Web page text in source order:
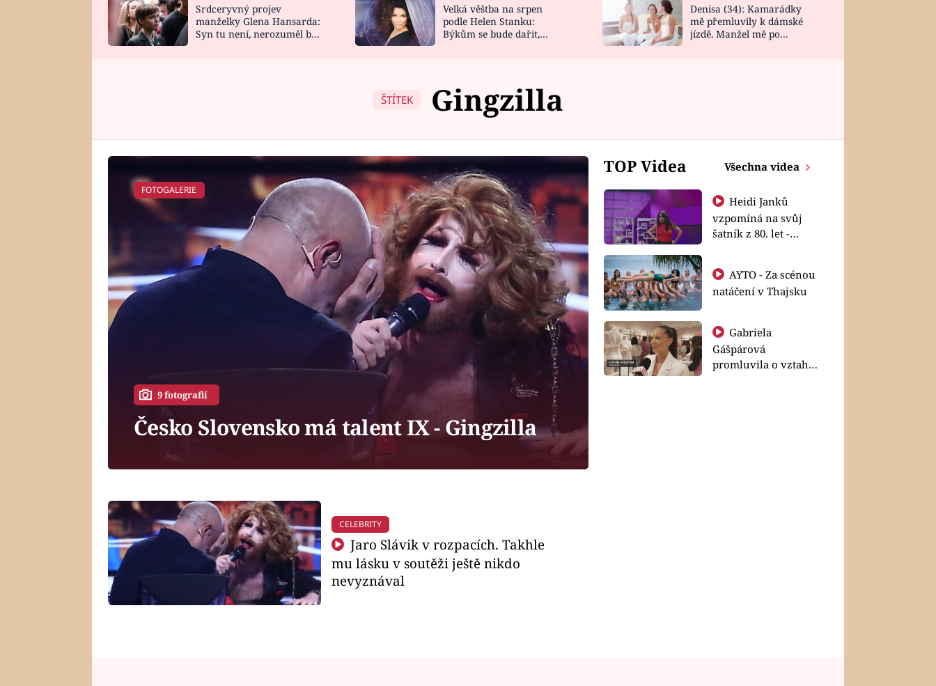
HOROSKOP NA
CELEBRITY
VAŘENÍ
NOVINKY
VIDEORECEPTY
DESIGN
Srdceryvný projev
manželky Glena Hansarda:
Syn tu není, nerozuměl by
Velká věštba na srpen
podle Helen Stanku:
Býkům se bude dařit,
Denisa (34): Kamarádky
mě přemluvily k dámské
jízdě. Manžel mě po
ŠTÍTEK Gingzilla
TOP Videa Všechna videa
Heidi Janků
vzpomíná na svůj
šatník z 80. let -
natáčení v Thajsku
Gabriela
Gášpárová
promluvila o vztahu
FOTOGALERIE
9 fotografií
Česko Slovensko má talent IX - Gingzilla
CELEBRITY
Jaro Slávik v rozpacích. Takhle
mu lásku v soutěži ještě nikdo
nevyznával